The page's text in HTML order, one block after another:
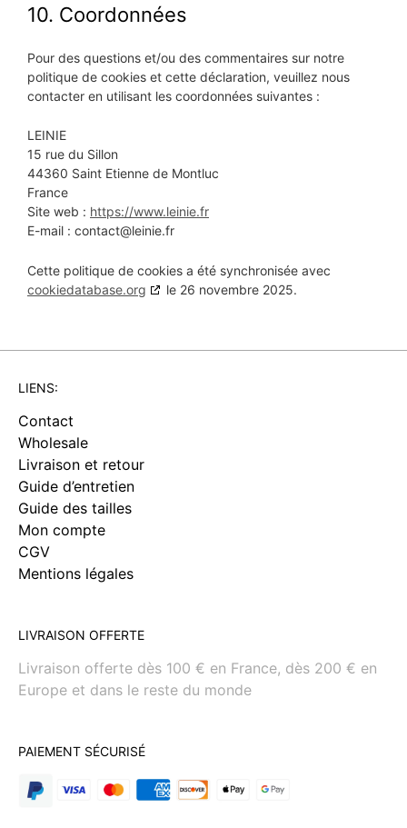
10. Coordonnées
Pour des questions et/ou des commentaires sur notre
politique de cookies et cette déclaration, veuillez nous
contacter en utilisant les coordonnées suivantes :
LEINIE
15 rue du Sillon
44360 Saint Etienne de Montluc
France
Site web : https://www.leinie.fr
E-mail : contact@leinie.fr
Cette politique de cookies a été synchronisée avec
cookiedatabase.org
le 26 novembre 2025.
LIENS:
Contact
Wholesale
Livraison et retour
Guide d’entretien
Guide des tailles
Mon compte
CGV
Mentions légales
LIVRAISON OFFERTE
Livraison offerte dès 100 € en France, dès 200 € en
Europe et dans le reste du monde
PAIEMENT SÉCURISÉ